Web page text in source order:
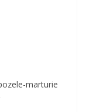
marturie